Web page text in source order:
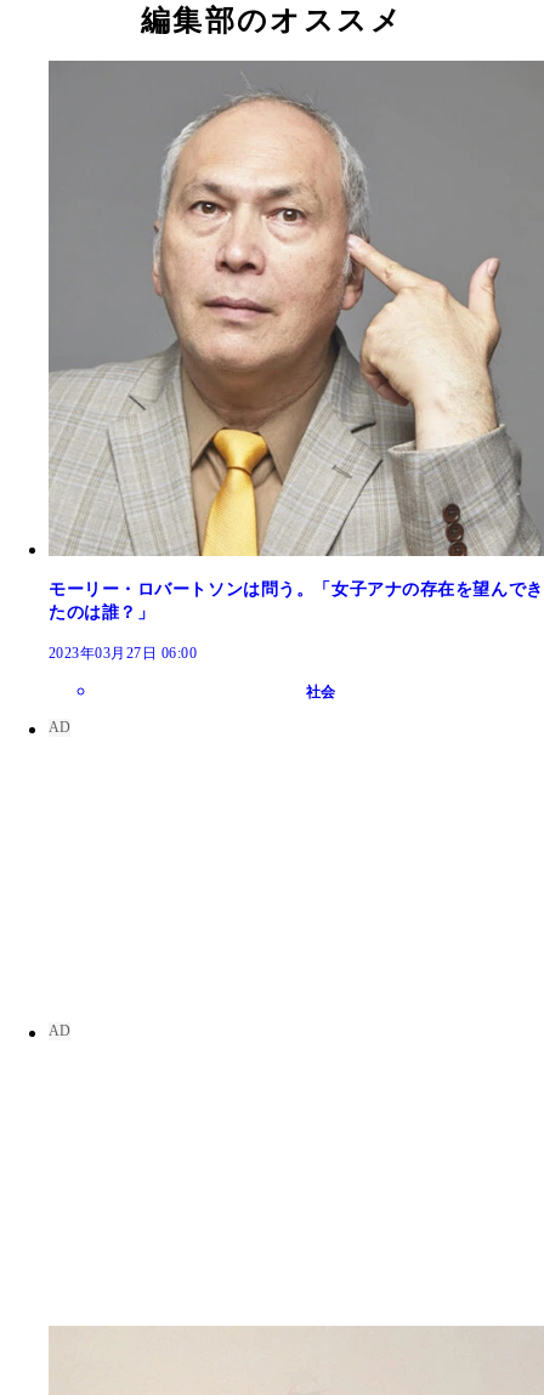
編集部のオススメ
モーリー・ロバートソンは問う。「女子アナの存在を望んでき
たのは誰？」
2023年03月27日 06:00
社会